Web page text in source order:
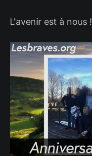
L'avenir est à nous !